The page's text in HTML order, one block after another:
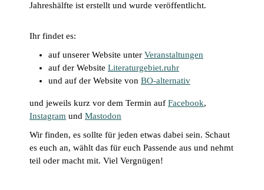
Jahreshälfte ist erstellt und wurde veröffentlicht.
Ihr findet es:
auf unserer Website unter Veranstaltungen
auf der Website Literaturgebiet.ruhr
und auf der Website von BO-alternativ
und jeweils kurz vor dem Termin auf Facebook,
Instagram und Mastodon
Wir finden, es sollte für jeden etwas dabei sein. Schaut
es euch an, wählt das für euch Passende aus und nehmt
teil oder macht mit. Viel Vergnügen!